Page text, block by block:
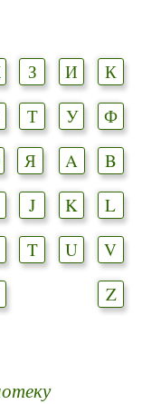
З И
К
Т У
Ф
Я A
B
J K
L
T U
V
Z